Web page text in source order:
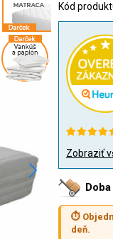
Kód
Zobraziť
⏱
deň.